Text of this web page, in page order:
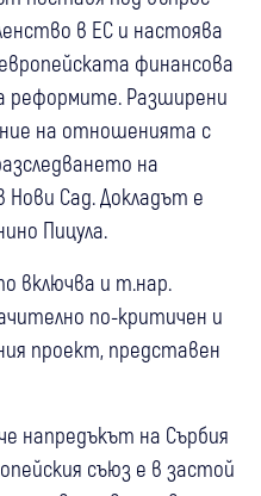
в ЕС и настоява
финансова
реформите. Разширени
на отношенията с
на
Сад. Докладът е
Пицула.
включва и т.нар.
по-критичен и
проект, представен
напредъкът на Сърбия
съюз е в застой